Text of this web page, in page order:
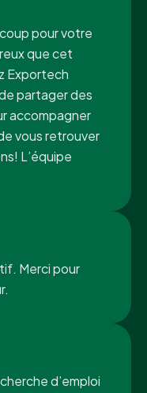
pour votre
que cet
Exportech
partager des
accompagner
vous retrouver
L’équipe
Merci pour
d’emploi